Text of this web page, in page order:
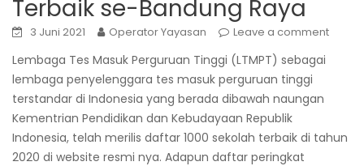
Terbaik se-Bandung Raya
3 Juni 2021 Operator Yayasan Leave a comment
Lembaga Tes Masuk Perguruan Tinggi (LTMPT) sebagai
lembaga penyelenggara tes masuk perguruan tinggi
terstandar di Indonesia yang berada dibawah naungan
Kementrian Pendidikan dan Kebudayaan Republik
Indonesia, telah merilis daftar 1000 sekolah terbaik di tahun
2020 di website resmi nya. Adapun daftar peringkat